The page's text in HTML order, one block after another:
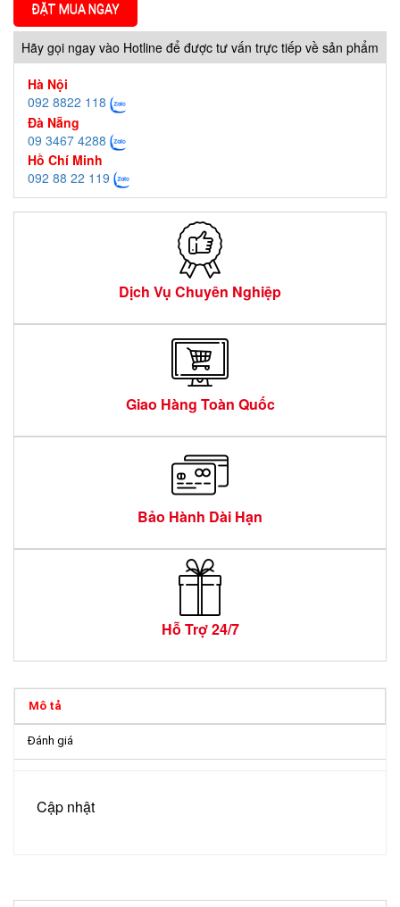
ĐẶT MUA NGAY
Hãy gọi ngay vào Hotline để được tư vấn trực tiếp về sản phẩm
Hà Nội
092 8822 118
Đà Nẵng
09 3467 4288
Hồ Chí Minh
092 88 22 119
Dịch Vụ Chuyên Nghiệp
Giao Hàng Toàn Quốc
Bảo Hành Dài Hạn
Hỗ Trợ 24/7
Mô tả
Đánh giá
Cập nhật